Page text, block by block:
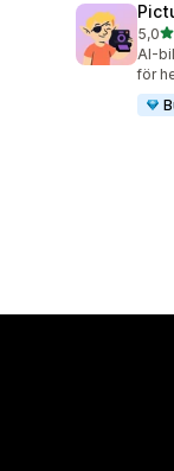
5,0
13
AI-
för